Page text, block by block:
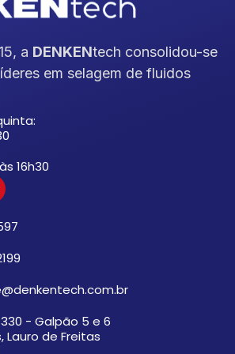
a DENKENtech consolidou-se
em selagem de fluidos
- Galpão 5 e 6
Lauro de Freitas
16h30